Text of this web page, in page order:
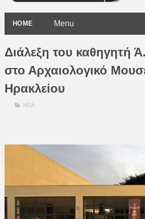
HOME
Διάλεξη του καθηγητή
στο Αρχαιολογικό
Ηρακλείου
ΝΕΑ